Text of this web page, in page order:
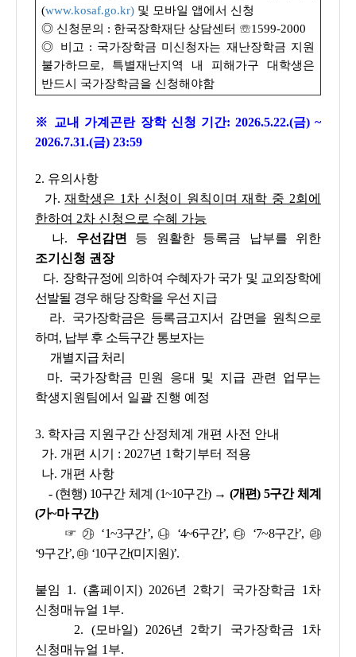
(www.kosaf.go.kr) 및 모바일 앱에서 신청
◎ 신청문의 : 한국장학재단 상담센터 ☏1599-2000
◎ 비고 : 국가장학금 미신청자는 재난장학금 지원
불가하므로, 특별재난지역 내 피해가구 대학생은
반드시 국가장학금을 신청해야함
※ 교내 가계곤란 장학 신청 기간: 2026.5.22.(금) ~
2026.7.31.(금) 23:59
2. 유의사항
가.재학생은 1차 신청이 원칙이며 재학 중 2회에
한하여 2차 신청으로 수혜 가능
나. 우선감면 등 원활한 등록금 납부를 위한
조기신청 권장
다. 장학규정에 의하여 수혜자가 국가 및 교외장학에
선발될 경우 해당 장학을 우선 지급
라. 국가장학금은 등록금고지서 감면을 원칙으로
하며, 납부 후 소득구간 통보자는
개별지급 처리
마. 국가장학금 민원 응대 및 지급 관련 업무는
학생지원팀에서 일괄 진행 예정
3. 학자금 지원구간 산정체계 개편 사전 안내
가. 개편 시기 : 2027년 1학기부터 적용
나. 개편 사항
- (현행) 10구간 체계 (1~10구간) → (개편) 5구간 체계
(가~마 구간)
☞ ㉮ ‘1~3구간’, ㉯ ‘4~6구간’, ㉰ ‘7~8구간’, ㉱
‘9구간’, ㉲ ‘10구간(미지원)’.
붙임 1. (홈페이지) 2026년 2학기 국가장학금 1차
신청매뉴얼 1부.
2. (모바일) 2026년 2학기 국가장학금 1차
신청매뉴얼 1부.